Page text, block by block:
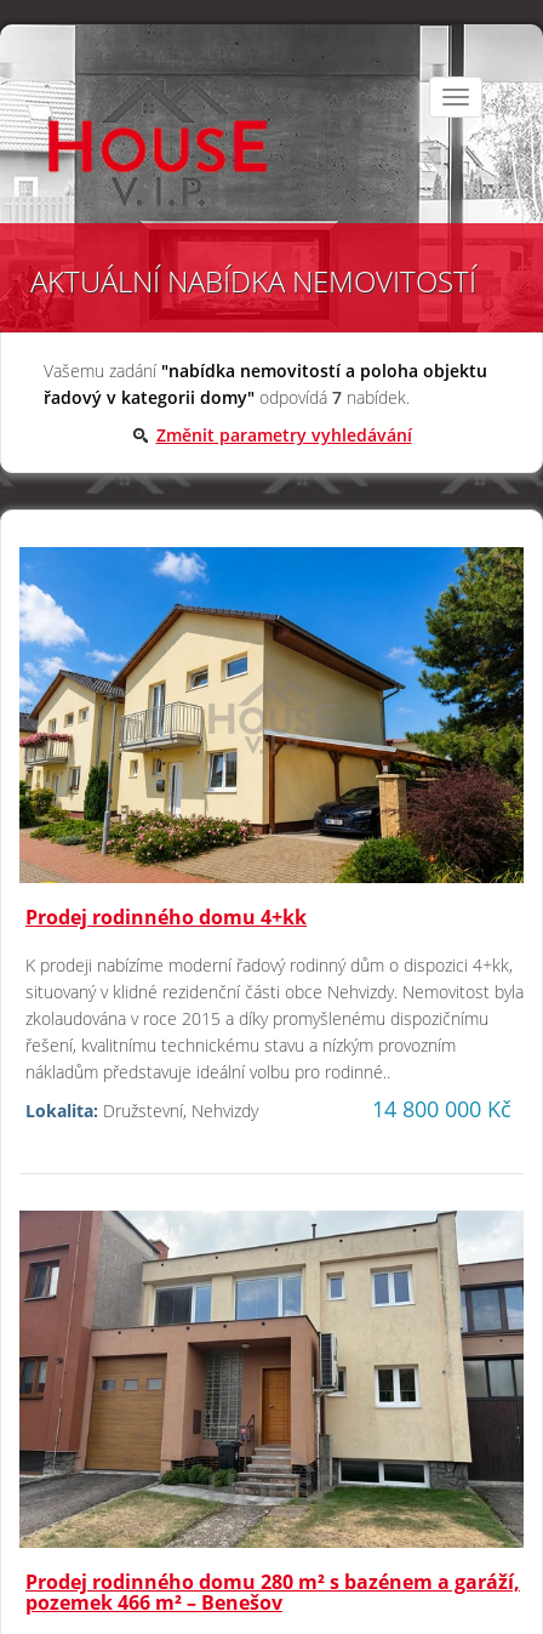
Toggle
navigation
AKTUÁLNÍ NABÍDKA NEMOVITOSTÍ
Vašemu zadání "nabídka nemovitostí a poloha objektu
řadový v kategorii domy" odpovídá 7 nabídek.
Změnit parametry vyhledávání
Prodej rodinného domu 4+kk
K prodeji nabízíme moderní řadový rodinný dům o dispozici 4+kk,
situovaný v klidné rezidenční části obce Nehvizdy. Nemovitost byla
zkolaudována v roce 2015 a díky promyšlenému dispozičnímu
řešení, kvalitnímu technickému stavu a nízkým provozním
nákladům představuje ideální volbu pro rodinné..
Lokalita: Družstevní, Nehvizdy 14 800 000 Kč
Prodej rodinného domu 280 m² s bazénem a garáží,
pozemek 466 m² – Benešov